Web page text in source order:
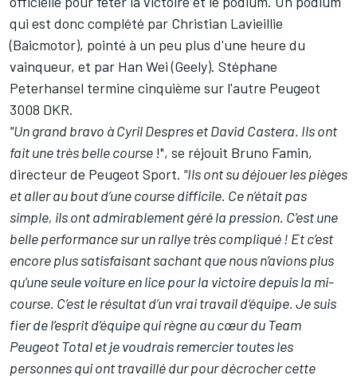
qui est donc complété par Christian Lavieillie
(Baicmotor), pointé à un peu plus d'une heure du
vainqueur, et par Han Wei (Geely). Stéphane
Peterhansel termine cinquième sur l'autre Peugeot
3008 DKR.
"Un grand bravo à Cyril Despres et David Castera. Ils ont
fait une très belle course !", se réjouit Bruno Famin,
directeur de Peugeot Sport. "Ils ont su déjouer les pièges
et aller au bout d’une course difficile. Ce n’était pas
simple, ils ont admirablement géré la pression. C’est une
belle performance sur un rallye très compliqué ! Et c’est
encore plus satisfaisant sachant que nous n’avions plus
qu’une seule voiture en lice pour la victoire depuis la mi-
course. C’est le résultat d’un vrai travail d’équipe. Je suis
fier de l’esprit d’équipe qui règne au cœur du Team
Peugeot Total et je voudrais remercier toutes les
personnes qui ont travaillé dur pour décrocher cette